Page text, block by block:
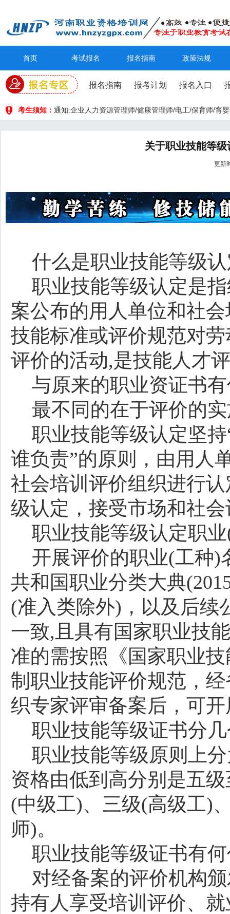
首页 考试报名 报名指南 政策法规
报名指南 报考计划 报名入口
考生须知： 通知:企业人力资源管理师/健康管理师/电工/保育师/育
关于职业技能等
更新
什么是职业技能等级
职业技能等级认定是
案公布的用人单位和社
技能标准或评价规范对
评价的活动,是技能人才
与原来的职业资证书
最不同的在于评价的
职业技能等级认定坚持
谁负责”的原则，由用人
社会培训评价组织进行
级认定，接受市场和社
职业技能等级认定职业
开展评价的职业(工种)
共和国职业分类大典
(准入类除外)，以及后续
一致,且具有国家职业技
准的需按照《国家职业
制职业技能评价规范，
织专家评审备案后，可
职业技能等级证书分
职业技能等级原则上
资格由低到高分别是五级
(中级工)、三级(高级工)
师)。
职业技能等级证书有
对经备案的评价机构
持有人享受培训评价、